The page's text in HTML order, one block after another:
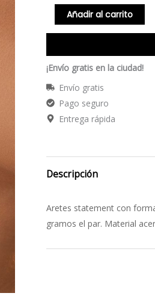
Añadir al carrito
¡Envío gratis en la ciudad!
Envío gratis
Pago seguro
Entrega rápida
Descripción
Aretes statement con
gramos el par. Material